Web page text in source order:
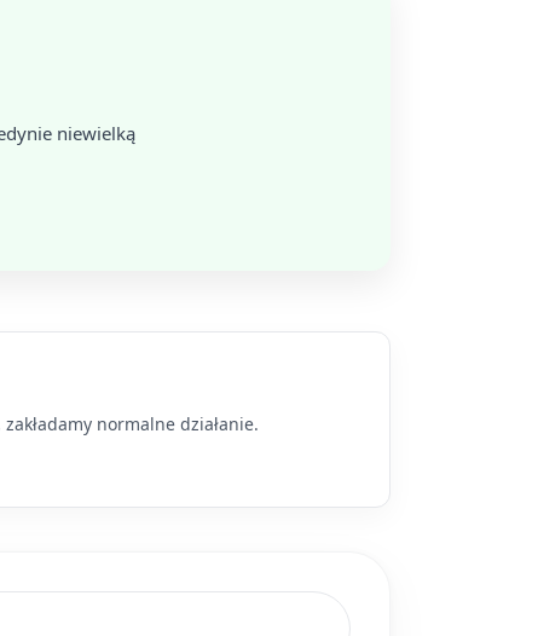
niewielką
normalne działanie.